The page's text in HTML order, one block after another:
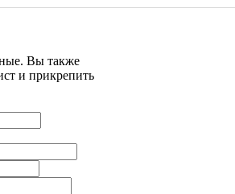
Вы также
и прикрепить